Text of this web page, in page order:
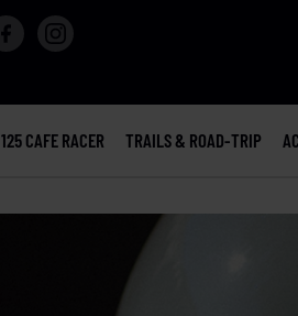
125 CAFE RACER TRAILS & ROAD-TRIP